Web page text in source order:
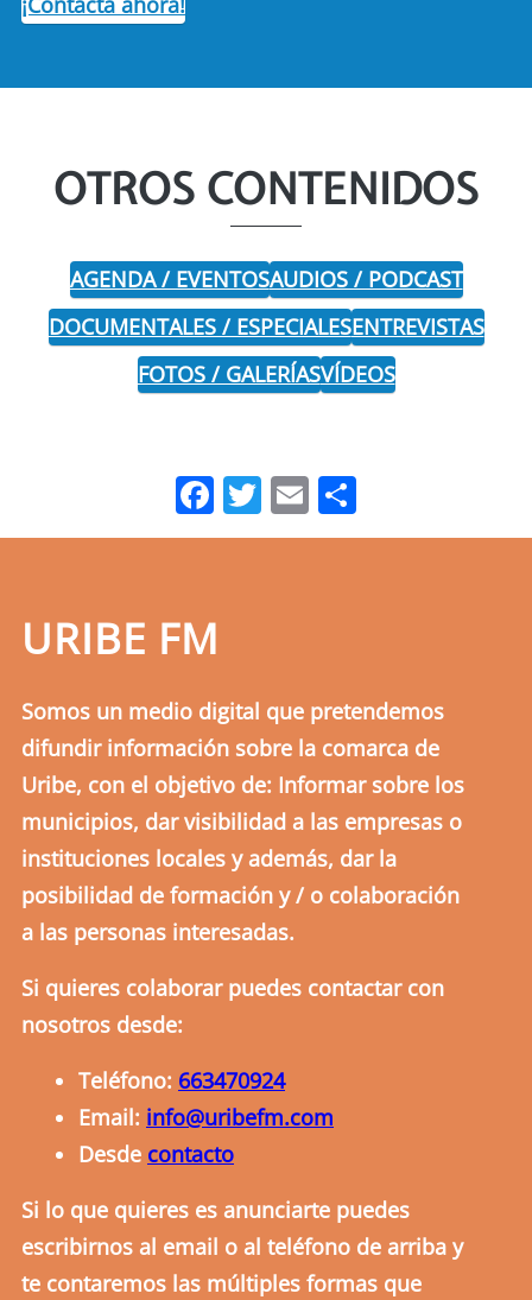
OTROS CONTENIDOS
AGENDA / EVENTOSAUDIOS / PODCAST
DOCUMENTALES / ESPECIALESENTREVISTAS
FOTOS / GALERÍASVÍDEOS
Facebook
Twitter
Email
URIBE FM
Somos un medio digital que pretendemos
difundir información sobre la comarca de
Uribe, con el objetivo de: Informar sobre los
municipios, dar visibilidad a las empresas o
instituciones locales y además, dar la
posibilidad de formación y / o colaboración
a las personas interesadas.
Si quieres colaborar puedes contactar con
nosotros desde:
Teléfono: 663470924
Email: info@uribefm.com
Desde contacto
Si lo que quieres es anunciarte puedes
escribirnos al email o al teléfono de arriba y
te contaremos las múltiples formas que